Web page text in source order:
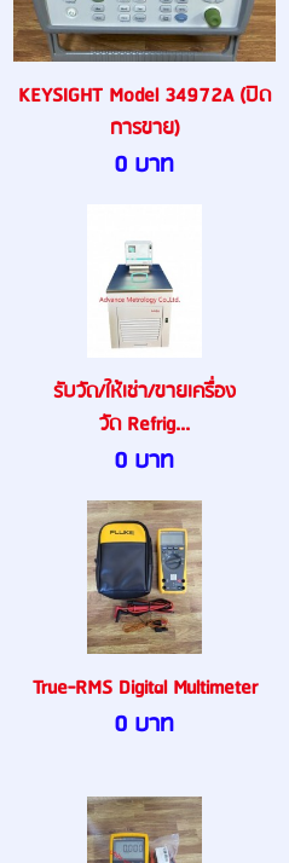
KEYSIGHT Model 34972A (ปิด
การขาย)
0 บาท
รับวัด/ให้เช่า/ขายเครื่อง
วัด Refrig...
0 บาท
True-RMS Digital Multimeter
0 บาท